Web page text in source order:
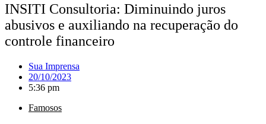
INSITI Consultoria: Diminuindo juros
abusivos e auxiliando na recuperação do
controle financeiro
Sua Imprensa
20/10/2023
5:36 pm
Famosos